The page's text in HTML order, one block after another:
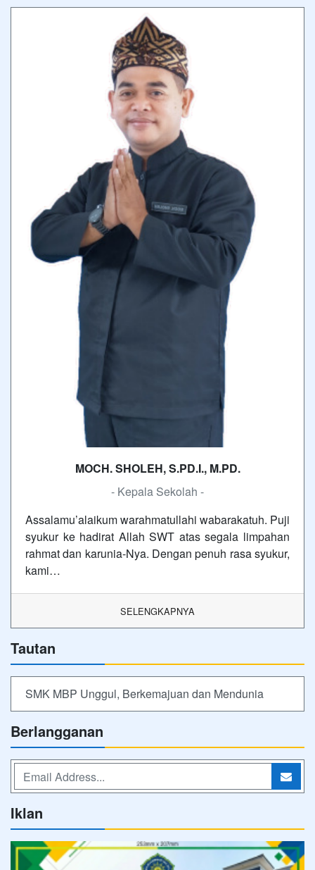
MOCH. SHOLEH, S.PD.I., M.PD.
- Kepala Sekolah -
Assalamu’alaikum warahmatullahi wabarakatuh. Puji
syukur ke hadirat Allah SWT atas segala limpahan
rahmat dan karunia-Nya. Dengan penuh rasa syukur,
kami…
SELENGKAPNYA
Tautan
SMK MBP Unggul, Berkemajuan dan Mendunia
Berlangganan
Iklan